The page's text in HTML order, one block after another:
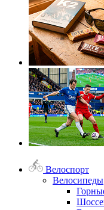
Велоспорт
Велосипеды